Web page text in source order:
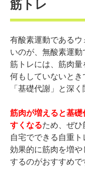
筋トレ
有酸素運動である
いのが、無酸素運動
筋トレには、筋肉
何もしていないと
「基礎代謝」と深
筋肉が増えると基
すくなるため、ぜひ
自宅でできる自重
効果的に筋肉を増
するのがおすすめで